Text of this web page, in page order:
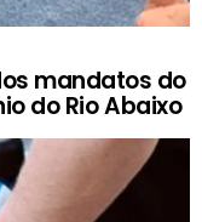
mandatos do
do Rio Abaixo